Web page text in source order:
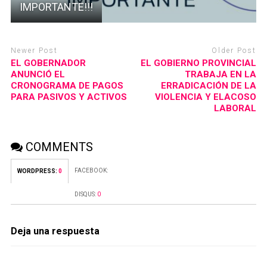
IMPORTANTE!!!
Newer Post
EL GOBERNADOR
ANUNCIÓ EL
CRONOGRAMA DE PAGOS
PARA PASIVOS Y ACTIVOS
Older Post
EL GOBIERNO PROVINCIAL
TRABAJA EN LA
ERRADICACIÓN DE LA
VIOLENCIA Y ELACOSO
LABORAL
COMMENTS
WORDPRESS: 0 FACEBOOK:
DISQUS: 0
Deja una respuesta